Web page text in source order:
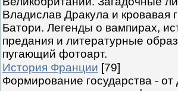
Владислав Дракула и кровавая
Батори. Легенды о вампирах,
предания и литературные
пугающий фотоарт.
История Франции [79]
Формирование государства - от